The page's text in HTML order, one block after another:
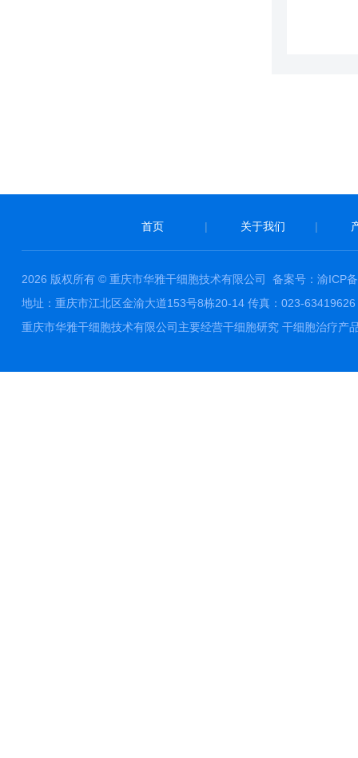
首页 | 关于我们 |
2026 版权所有 © 重庆市华雅干细胞技术有限公司 备案号：渝ICP
地址：重庆市江北区金渝大道153号8栋20-14 传真：023-
重庆市华雅干细胞技术有限公司主要经营干细胞研究 干细胞治疗产